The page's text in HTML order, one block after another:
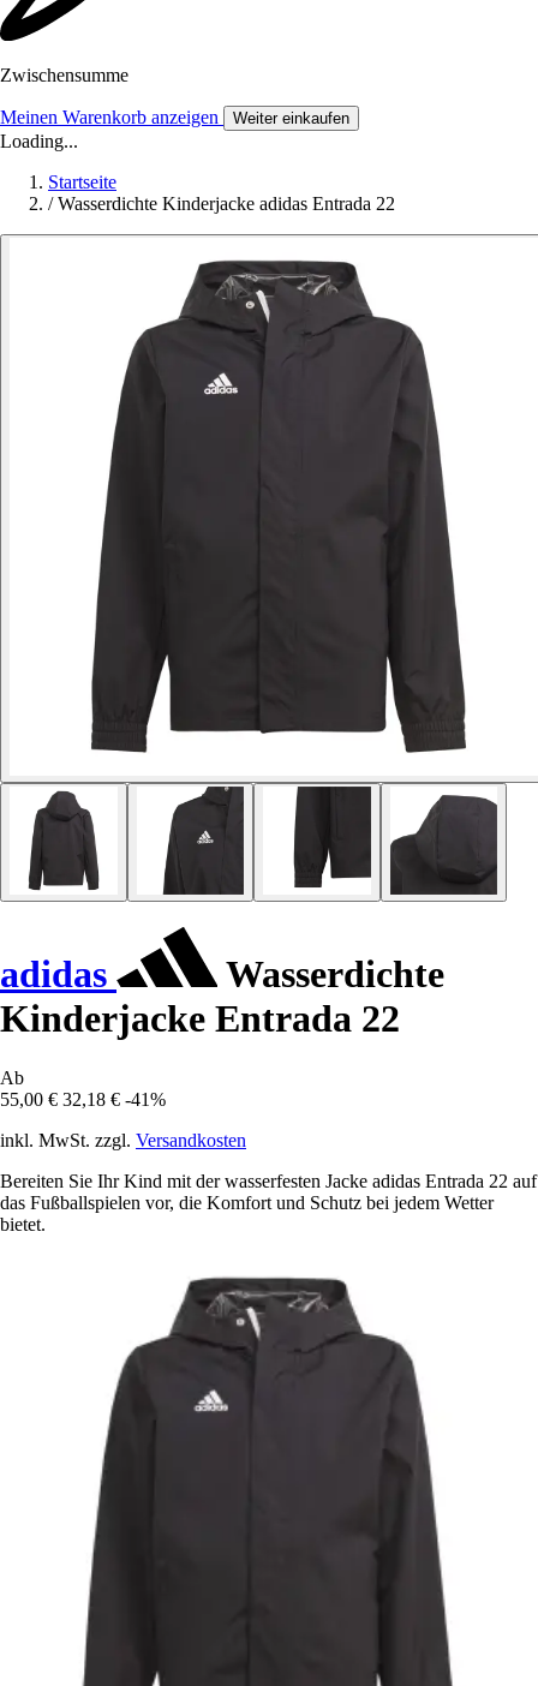
Zwischensumme
Meinen Warenkorb anzeigen Weiter einkaufen
Loading...
Startseite
/ Wasserdichte Kinderjacke adidas Entrada 22
adidas
Wasserdichte
Kinderjacke Entrada 22
Ab
55,00 € 32,18 € -41%
inkl. MwSt. zzgl. Versandkosten
Bereiten Sie Ihr Kind mit der wasserfesten Jacke adidas Entrada 22 auf
das Fußballspielen vor, die Komfort und Schutz bei jedem Wetter
bietet.